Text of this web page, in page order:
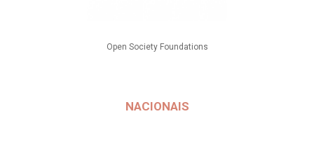
Open Society Foundations
NACIONAIS